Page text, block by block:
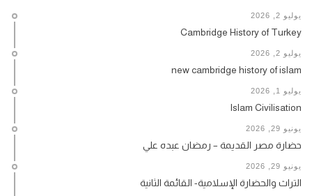
يوليو 2, 2026
Cambridge History of Turkey
يوليو 2, 2026
new cambridge history of islam
يوليو 1, 2026
Islam Civilisation
يونيو 29, 2026
حضارة مصر القديمة – رمضان عبده علي
يونيو 29, 2026
التراث والحضارة الإسلامية- القائمة الثانية